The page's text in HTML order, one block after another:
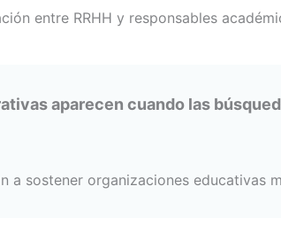
entre RRHH y responsables
aparecen cuando las
a sostener organizaciones educativas